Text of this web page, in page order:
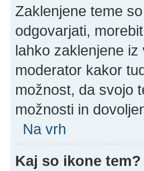
Zaklenjene teme
odgovarjati,
lahko zaklenjene
moderator kakor
možnost, da svojo
možnosti in
Na vrh
Kaj so ikone tem?